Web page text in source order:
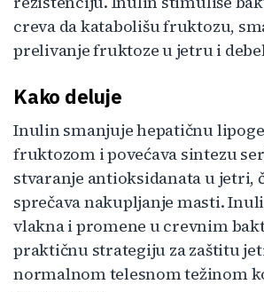
creva da katabolišu fruktozu,
prelivanje fruktoze u jetru i
Kako deluje
Inulin smanjuje hepatičnu
fruktozom i povećava sintezu
stvaranje antioksidanata u jetri,
sprečava nakupljanje masti.
vlakna i promene u crevnim
praktičnu strategiju za zaštitu
normalnom telesnom težinom